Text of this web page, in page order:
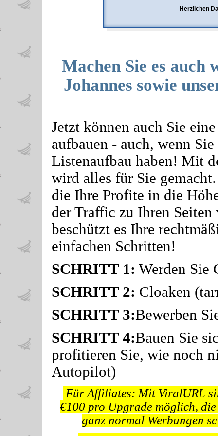
Herzlichen
Machen Sie es
Johannes sowie
Jetzt können auch Sie
aufbauen - auch, wenn
Listenaufbau haben! Mit
wird alles für Sie
die Ihre Profite in die
der Traffic zu Ihren
beschützt es Ihre
einfachen Schritten!
SCHRITT 1: Werden
SCHRITT 2: Cloaken
SCHRITT 3:Bewerben
SCHRITT 4:Bauen Sie
profitieren Sie, wie noch
Autopilot)
Für Affiliates: Mit ViralURL
€100 pro Upgrade möglich,
ganz normal Werbungen